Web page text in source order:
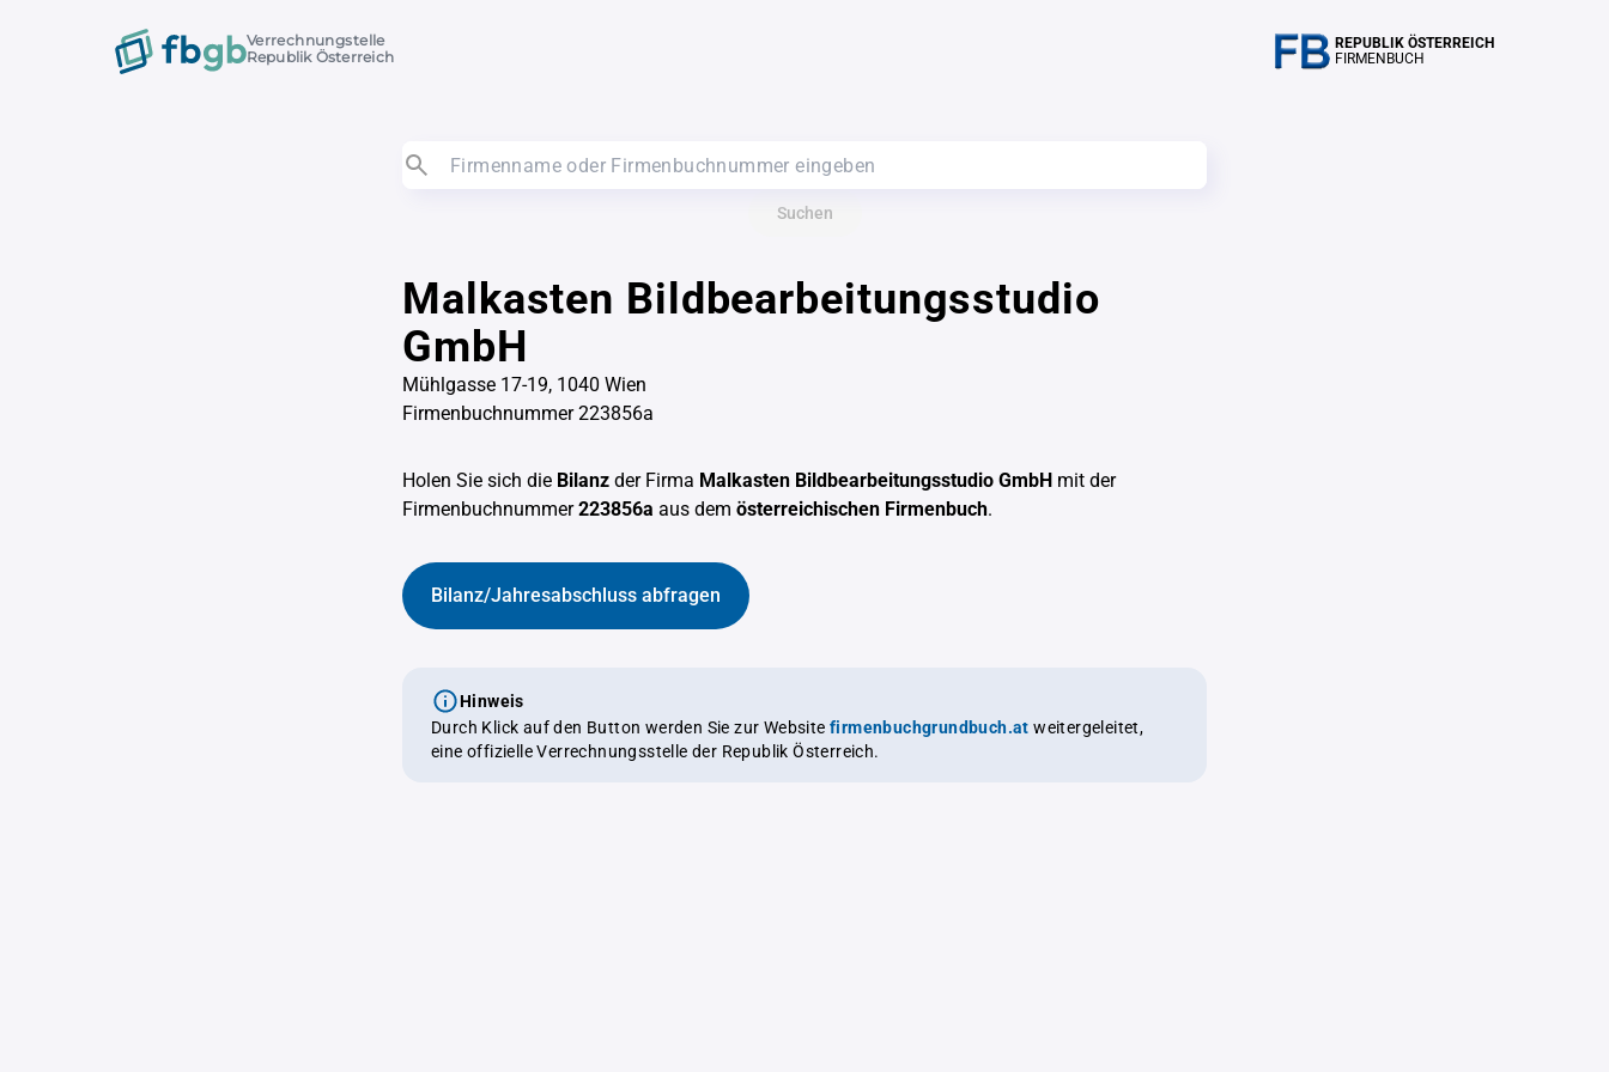
Verrechnungstelle
Republik Österreich
REPUBLIK ÖSTERREICH
FIRMENBUCH
Suchen
Malkasten Bildbearbeitungsstudio
GmbH
Mühlgasse 17-19, 1040 Wien
Firmenbuchnummer 223856a
Holen Sie sich die Bilanz der Firma Malkasten Bildbearbeitungsstudio GmbH mit der
Firmenbuchnummer223856a aus dem österreichischen Firmenbuch.
Bilanz/Jahresabschluss abfragen
Hinweis
Durch Klick auf den Button werden Sie zur Website firmenbuchgrundbuch.at weitergeleitet,
eine offizielle Verrechnungsstelle der Republik Österreich.